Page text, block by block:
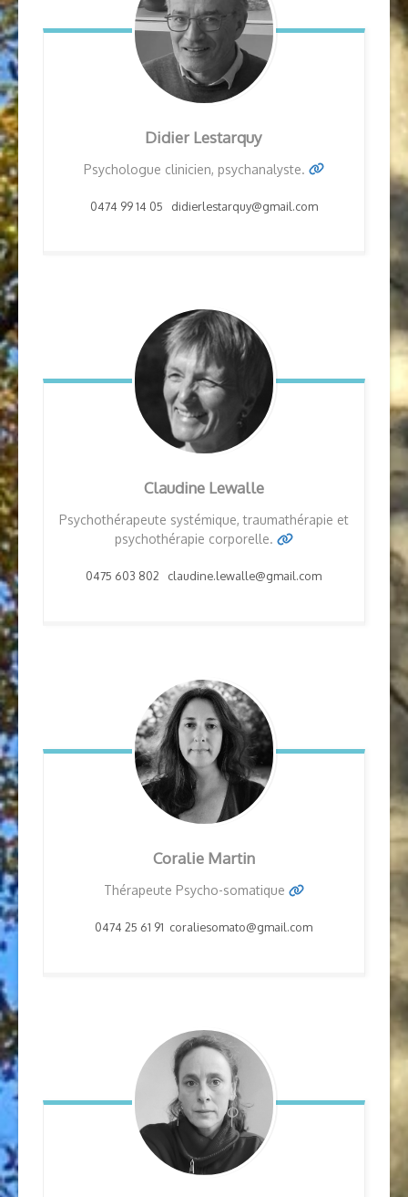
Didier Lestarquy
Psychologue clinicien, psychanalyste.
0474 99 14 05 didierlestarquy@gmail.com
Claudine Lewalle
Psychothérapeute systémique, traumathérapie et
psychothérapie corporelle.
0475 603 802 claudine.lewalle@gmail.com
Coralie Martin
Thérapeute Psycho-somatique
0474 25 61 91 coraliesomato@gmail.com